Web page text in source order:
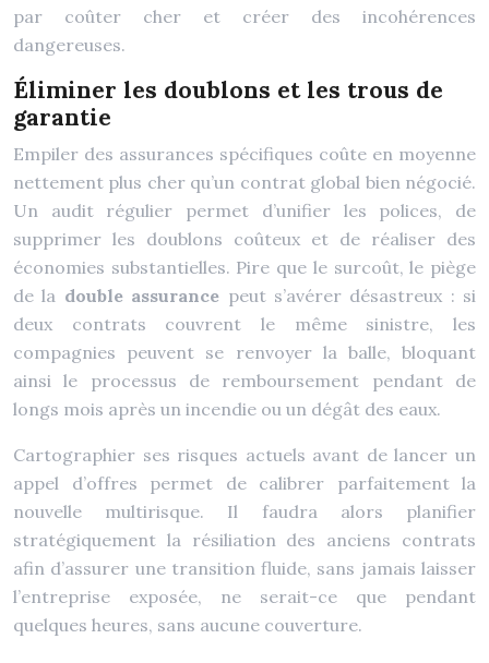
par coûter cher et créer des incohérences
dangereuses.
Éliminer les doublons et les trous de
garantie
Empiler des assurances spécifiques coûte en moyenne
nettement plus cher qu’un contrat global bien négocié.
Un audit régulier permet d’unifier les polices, de
supprimer les doublons coûteux et de réaliser des
économies substantielles. Pire que le surcoût, le piège
de la double assurance peut s’avérer désastreux : si
deux contrats couvrent le même sinistre, les
compagnies peuvent se renvoyer la balle, bloquant
ainsi le processus de remboursement pendant de
longs mois après un incendie ou un dégât des eaux.
Cartographier ses risques actuels avant de lancer un
appel d’offres permet de calibrer parfaitement la
nouvelle multirisque. Il faudra alors planifier
stratégiquement la résiliation des anciens contrats
afin d’assurer une transition fluide, sans jamais laisser
l’entreprise exposée, ne serait-ce que pendant
quelques heures, sans aucune couverture.